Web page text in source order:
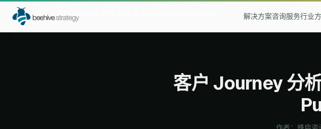
解决方案咨询服务行业
首页 博客 客户 Journey 分析 with AI: From Click to Purchase
客户 Journey 分